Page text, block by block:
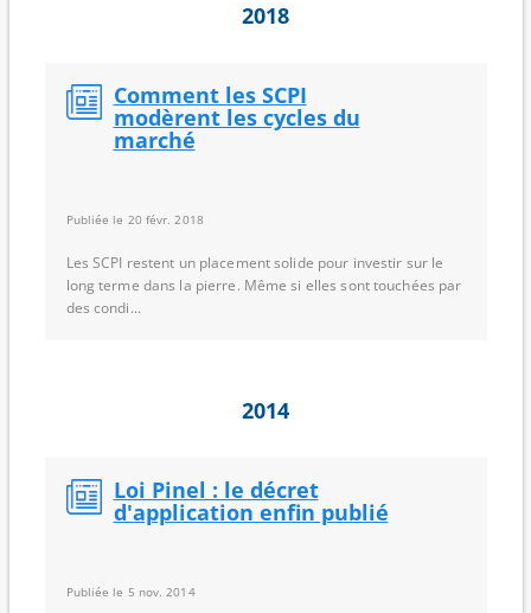
2018
Comment les SCPI
modèrent les cycles du
marché
Publiée le 20 févr. 2018
Les SCPI restent un placement solide pour investir sur le
long terme dans la pierre. Même si elles sont touchées par
des condi...
2014
Loi Pinel : le décret
d'application enfin publié
Publiée le 5 nov. 2014